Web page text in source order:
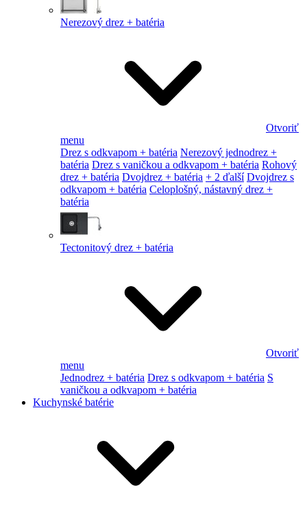
Nerezový drez + batéria
Otvoriť
menu
Drez s odkvapom + batéria Nerezový jednodrez +
batéria Drez s vaničkou a odkvapom + batéria Rohový
drez + batéria Dvojdrez + batéria + 2 ďalší Dvojdrez s
odkvapom + batéria Celoplošný, nástavný drez +
batéria
Tectonitový drez + batéria
Otvoriť
menu
Jednodrez + batéria Drez s odkvapom + batéria S
vaničkou a odkvapom + batéria
Kuchynské batérie